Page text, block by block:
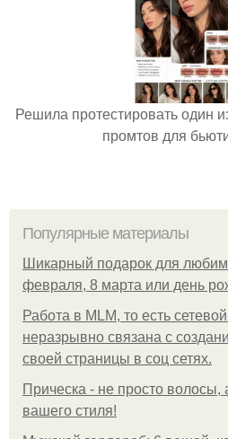
Решила протестировать один
промтов для
Популярные материалы
Шикарный подарок для
февраля, 8 марта или день
Работа в MLM, то есть
неразрывно связана с
своей страницы в соц сетях.
Прическа - не просто
вашего стиля!